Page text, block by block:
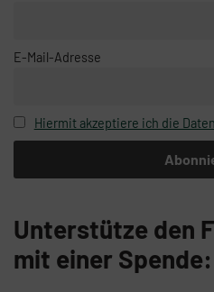
E-Mail-Adresse
Hiermit akzeptiere ich die
Unterstütze den
mit einer Spende: